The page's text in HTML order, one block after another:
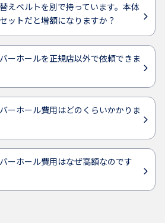
えベルトを別で持っています。本体
ットだと増額になりますか？
ーホールを正規店以外で依頼できま
ーホール費用はどのくらいかかりま
ーホール費用はなぜ高額なのです